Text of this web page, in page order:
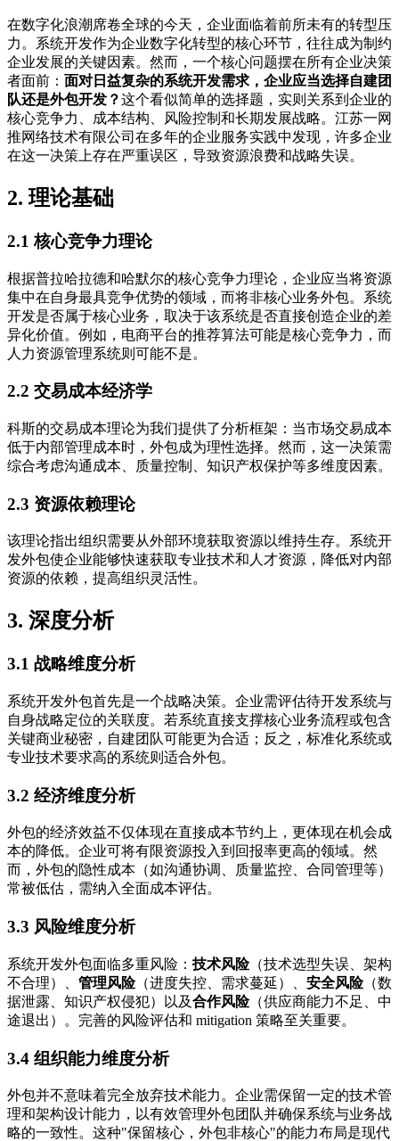
在数字化浪潮席卷全球的今天，企业面临着前所未有的转型压
力。系统开发作为企业数字化转型的核心环节，往往成为制约
企业发展的关键因素。然而，一个核心问题摆在所有企业决策
者面前： 面对日益复杂的系统开发需求，企业应当选择自建团
队还是外包开发？这个看似简单的选择题，实则关系到企业的
核心竞争力、成本结构、风险控制和长期发展战略。江苏一网
推网络技术有限公司在多年的企业服务实践中发现，许多企业
在这一决策上存在严重误区，导致资源浪费和战略失误。
2. 理论基础
2.1 核心竞争力理论
根据普拉哈拉德和哈默尔的核心竞争力理论，企业应当将资源
集中在自身最具竞争优势的领域，而将非核心业务外包。系统
开发是否属于核心业务，取决于该系统是否直接创造企业的差
异化价值。例如，电商平台的推荐算法可能是核心竞争力，而
人力资源管理系统则可能不是。
2.2 交易成本经济学
科斯的交易成本理论为我们提供了分析框架：当市场交易成本
低于内部管理成本时，外包成为理性选择。然而，这一决策需
综合考虑沟通成本、质量控制、知识产权保护等多维度因素。
2.3 资源依赖理论
该理论指出组织需要从外部环境获取资源以维持生存。系统开
发外包使企业能够快速获取专业技术和人才资源，降低对内部
资源的依赖，提高组织灵活性。
3. 深度分析
3.1 战略维度分析
系统开发外包首先是一个战略决策。企业需评估待开发系统与
自身战略定位的关联度。若系统直接支撑核心业务流程或包含
关键商业秘密，自建团队可能更为合适；反之，标准化系统或
专业技术要求高的系统则适合外包。
3.2 经济维度分析
外包的经济效益不仅体现在直接成本节约上，更体现在机会成
本的降低。企业可将有限资源投入到回报率更高的领域。然
而，外包的隐性成本（如沟通协调、质量监控、合同管理等）
常被低估，需纳入全面成本评估。
3.3 风险维度分析
系统开发外包面临多重风险： 技术风险（技术选型失误、架构
不合理）、 管理风险（进度失控、需求蔓延）、 安全风险（数
据泄露、知识产权侵犯）以及合作风险（供应商能力不足、中
途退出）。完善的风险评估和 mitigation 策略至关重要。
3.4 组织能力维度分析
外包并不意味着完全放弃技术能力。企业需保留一定的技术管
理和架构设计能力，以有效管理外包团队并确保系统与业务战
略的一致性。这种"保留核心，外包非核心"的能力布局是现代